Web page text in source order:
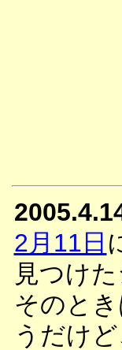
2月11日
見つけ
そのと
うだけ